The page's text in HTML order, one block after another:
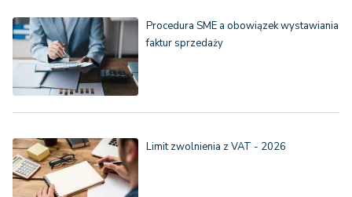
Procedura SME a obowiązek wystawiania
faktur sprzedaży
Limit zwolnienia z VAT - 2026